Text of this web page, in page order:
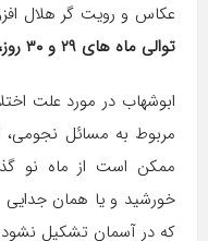
عکاس و رویت گر هلال
توالی ماه های ۲۹ و ۳۰ روز، نظم و قاعده وجود ندارد.
ابوشهاب در مورد علت
مربوط به مسائل
ممکن است از ماه نو
خورشید و یا همان جدایی
که در آسمان تشکیل